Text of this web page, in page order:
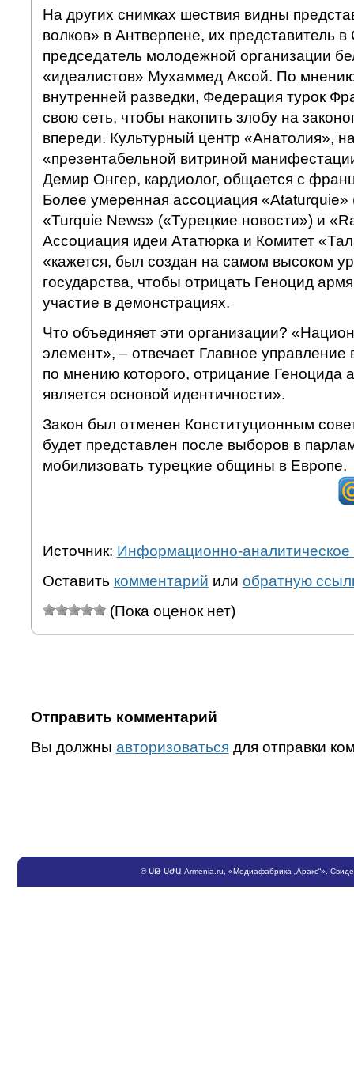
На других снимках шествия видны
волков» в Антверпене, их представитель в
председатель молодежной организации
«идеалистов» Мухаммед Аксой. По
внутренней разведки, Федерация турок
свою сеть, чтобы накопить злобу на
впереди. Культурный центр «Анатолия»,
«презентабельной витриной
Демир Онгер, кардиолог, общается с
Более умеренная ассоциация «Ataturquie»
«Turquie News» («Турецкие новости») и
Ассоциация идеи Ататюрка и Комитет
«кажется, был создан на самом высоком
государства, чтобы отрицать Геноцид
участие в демонстрациях.
Что объединяет эти организации?
элемент», – отвечает Главное управление
по мнению которого, отрицание Геноцида
является основой идентичности».
Закон был отменен Конституционным
будет представлен после выборов в
мобилизовать турецкие общины в Европе.
Источник: Информационно-аналитическое
Оставить комментарий или обратную
(Пока оценок нет)
Отправить комментарий
Вы должны авторизоваться для отправки
©ՍԹ-ՍԺԱ Armenia.ru , «Медиафабрика „Аракс“».